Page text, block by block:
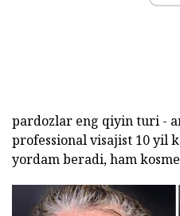
pardozlar eng qiyin turi -
professional visajist 10 yil
yordam beradi, ham